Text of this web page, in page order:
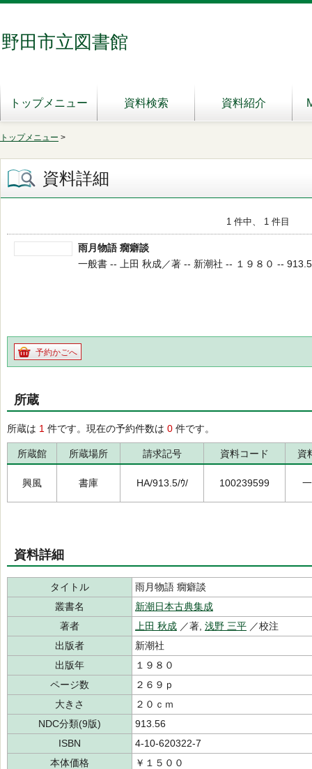
野田市立図書館
トップメニュー 資料検索 資料紹介
トップメニュー >
資料詳細
1 件中、 1 件目
雨月物語 癇癖談
一般書 -- 上田 秋成／著 -- 新潮社 -- １９８０ --
予約かごへ
所蔵
所蔵は 1 件です。現在の予約件数は 0 件です。
所蔵館 所蔵場所 請求記号 資料コード 資
興風 書庫 HA/913.5/ｳ/ 100239599
資料詳細
タイトル
雨月物語 癇癖談
叢書名
新潮日本古典集成
著者
上田 秋成 ／著, 浅野 三平 ／校注
出版者
新潮社
出版年
１９８０
ページ数
２６９ｐ
大きさ
２０ｃｍ
NDC分類(9版)
913.56
ISBN
4-10-620322-7
本体価格
￥１５００